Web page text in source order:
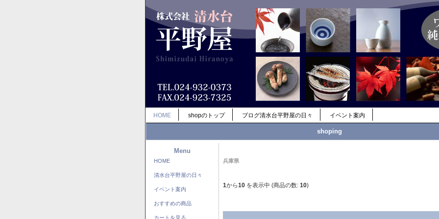
HOME shopのトップ ブログ清水台平野屋の日々 イベント案内
shoping
Menu
HOME
清水台平野屋の日々
イベント案内
おすすめの商品
カートを見る
兵庫県
1から10 を表示中 (商品の数: 10)